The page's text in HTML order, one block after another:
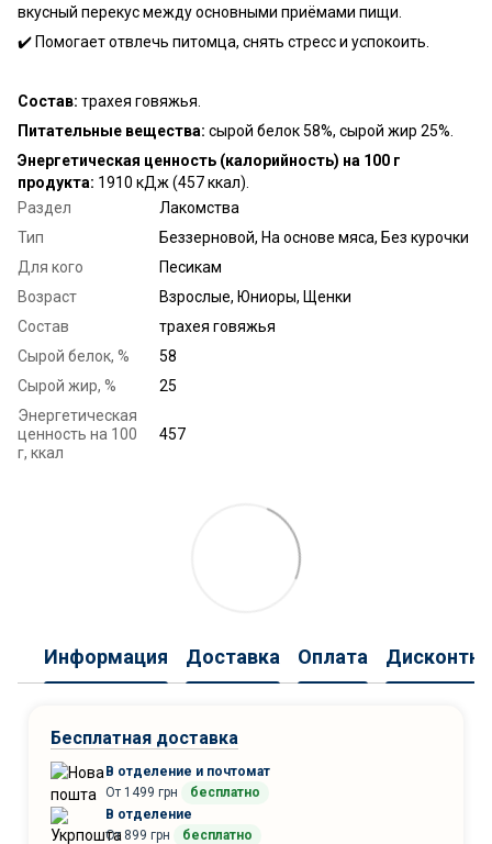
вкусный перекус между основными приёмами пищи.
✔️ Помогает отвлечь питомца, снять стресс и успокоить.
Состав: трахея говяжья.
Питательные вещества: сырой белок 58%, сырой жир 25%.
Энергетическая ценность (калорийность) на 100 г
продукта: 1910 кДж (457 ккал).
Раздел
Лакомства
Тип
Беззерновой, На основе мяса, Без курочки
Для кого
Песикам
Возраст
Взрослые, Юниоры, Щенки
Состав
трахея говяжья
Сырой белок, %
58
Сырой жир, %
25
Энергетическая
ценность на 100
г, ккал
457
Информация Доставка Оплата
Бесплатная доставка
В отделение и почтомат
От 1499 грн
бесплатно
В отделение
От 899 грн
бесплатно